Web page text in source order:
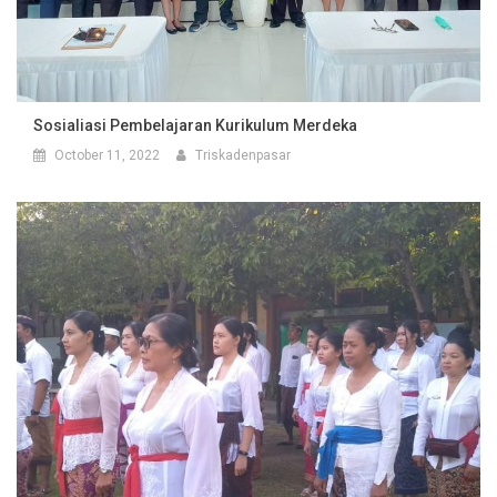
Sosialiasi Pembelajaran Kurikulum Merdeka
October 11, 2022 Triskadenpasar